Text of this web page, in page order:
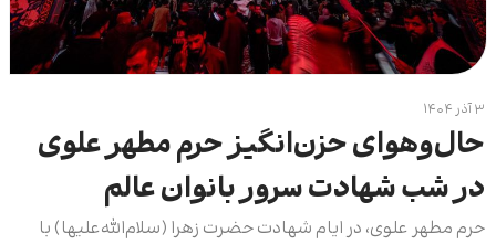
۳ آذر ۱۴۰۴
حال‌و‌هوای حزن‌انگیز حرم مطهر علوی
در شب شهادت سرور بانوان عالم
حرم مطهر علوی، در ایام شهادت حضرت زهرا (سلام‌الله‌علیها) با